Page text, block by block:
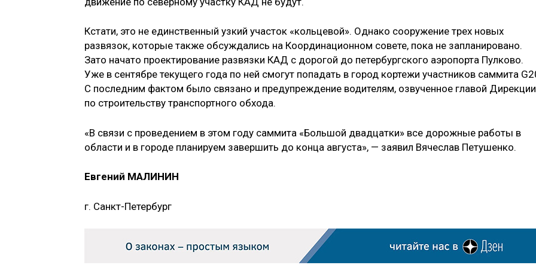
Кстати, это не единственный узкий участок «кольцевой». Однако соору­жение трех новых
развязок, которые также обсуждались на Координаци­онном совете, пока не запланировано.
Зато начато проектирование развязки КАД с дорогой до петербургского аэ­ропорта Пулково.
Уже в сентябре теку­щего года по ней смогут попадать в го­род кортежи участников саммита
С последним фактом было связано и предупреждение водителям, озвучен­ное главой Дирекции
по строительству транспортного обхода.
«В связи с проведением в этом году саммита «Большой двадцатки» все до­рожные работы в
области и в городе планируем завершить до конца авгу­ста», — заявил Вячеслав Петушенко.
Евгений МАЛИНИН
г. Санкт-Петербург